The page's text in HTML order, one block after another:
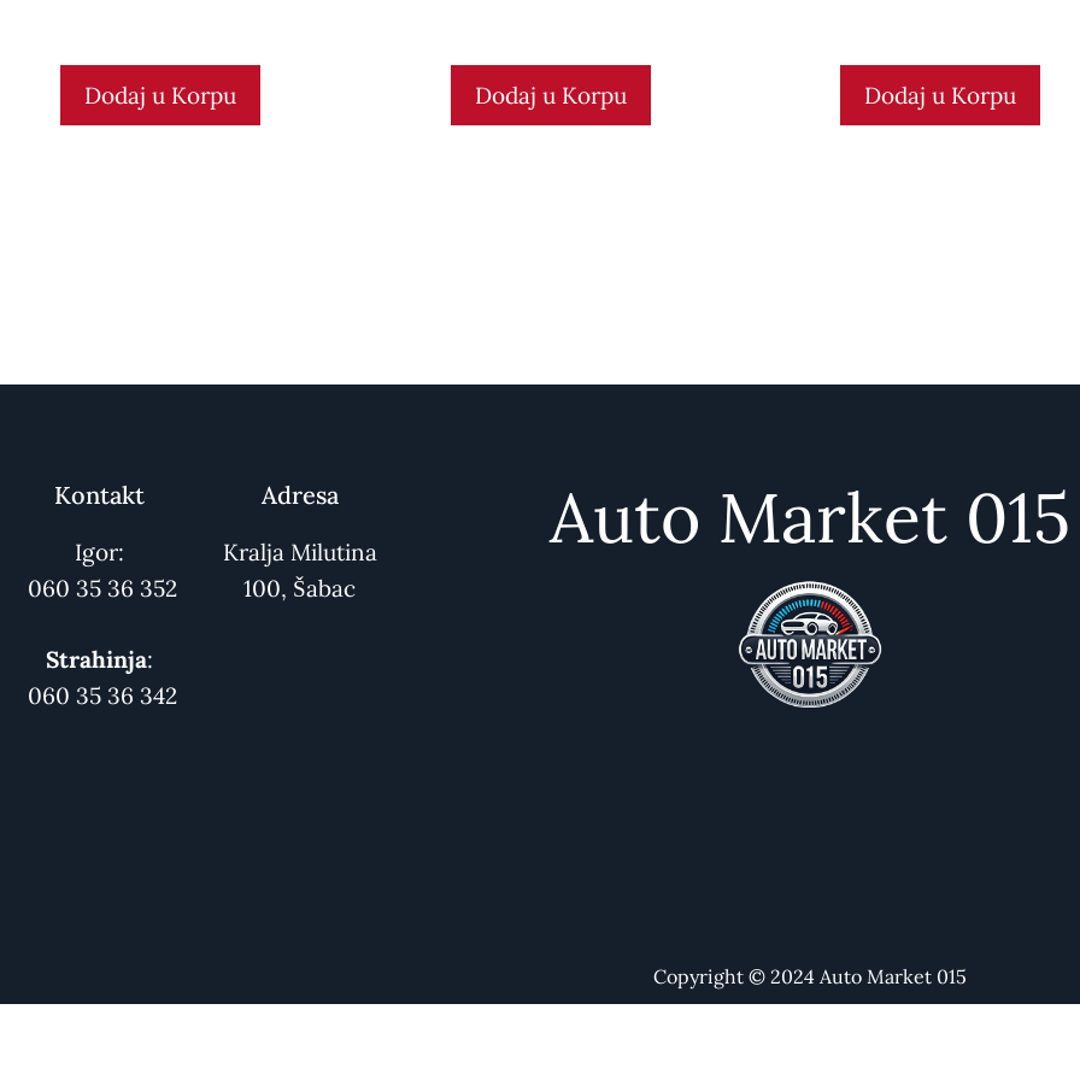
Dodaj u Korpu Dodaj u Korpu Dodaj u Korpu
Kontakt
Igor:
060 35 36 352
Strahinja:
060 35 36 342
Adresa
Kralja Milutina
100, Šabac
Auto Market 015
Copyright © 2024 Auto Market 015